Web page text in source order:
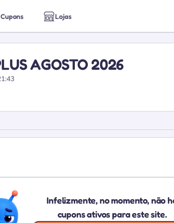
Cupons Lojas
AGOSTO 2026
Infelizmente, no momento, não
cupons ativos para este site.